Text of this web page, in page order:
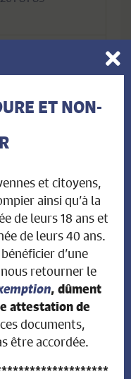
n’hésitez
87 55
VILLAGE
dans le district
à mi-distance
Romont (13
ET NON-
et citoyens,
ainsi qu’à la
de leurs 18 ans et
de leurs 40 ans.
d’une
retourner le
, dûment
attestation de
documents,
être accordée.